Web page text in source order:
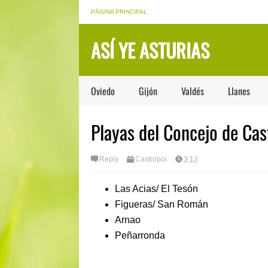
PÁGINA PRINCIPAL
ASÍ YE ASTURIAS
Oviedo Gijón Valdés Llanes
Playas del Concejo de
Reply Castropol 3:13
Las Acias/ El Tesón
Figueras/ San Román
Arnao
Peñarronda